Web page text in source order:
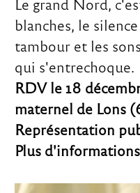
Le grand Nord,
blanches, le
tambour et les
qui s'entrechoque.
RDV le 18
maternel de Lons
Représentation
Plus